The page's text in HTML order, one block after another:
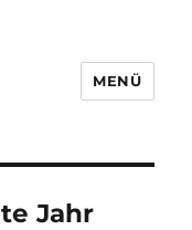
MENÜ
Jahr